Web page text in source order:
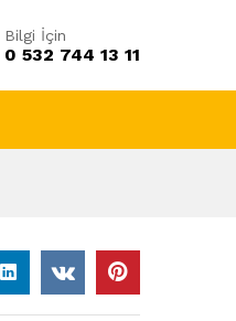
Bilgi İçin
0 532 744 13 11